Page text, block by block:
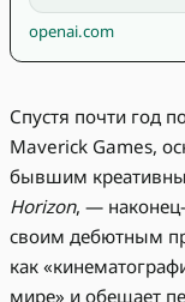
openai.com
Спустя почти год
Maverick Games,
бывшим
Horizon, —
своим дебютным
как
мире» и обещает